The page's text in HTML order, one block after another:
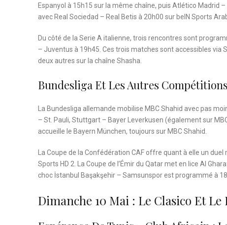
Espanyol à 15h15 sur la même chaîne, puis Atlético Madrid
avec Real Sociedad – Real Betis à 20h00 sur beIN Sports
Du côté de la Serie A italienne, trois rencontres sont
– Juventus à 19h45. Ces trois matches sont accessibles via
deux autres sur la chaîne Shasha.
Bundesliga Et Les Autres
La Bundesliga allemande mobilise MBC Shahid avec pas
– St. Pauli, Stuttgart – Bayer Leverkusen (également sur
accueille le Bayern München, toujours sur MBC Shahid.
La Coupe de la Confédération CAF offre quant à elle un
Sports HD 2. La Coupe de l’Émir du Qatar met en lice Al
choc İstanbul Başakşehir – Samsunspor est programmé à
Dimanche 10 Mai : Le Clasico Et